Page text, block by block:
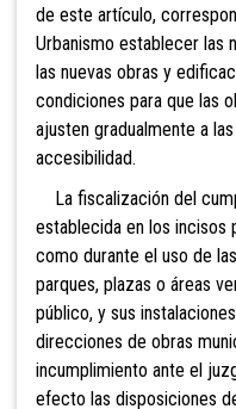
de este artículo,
Urbanismo establecer las
las nuevas obras y
condiciones para que las
ajusten gradualmente a
accesibilidad.
La fiscalización del
establecida en los incisos
como durante el uso de
parques, plazas o áreas
público, y sus
direcciones de obras
incumplimiento ante el
efecto las disposiciones